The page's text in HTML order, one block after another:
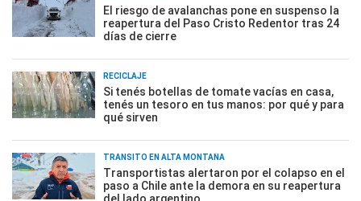
El riesgo de avalanchas pone en suspenso la
reapertura del Paso Cristo Redentor tras 24
días de cierre
RECICLAJE
Si tenés botellas de tomate vacías en casa,
tenés un tesoro en tus manos: por qué y para
qué sirven
TRÁNSITO EN ALTA MONTAÑA
Transportistas alertaron por el colapso en el
paso a Chile ante la demora en su reapertura